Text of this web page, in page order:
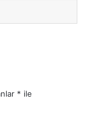
* ile